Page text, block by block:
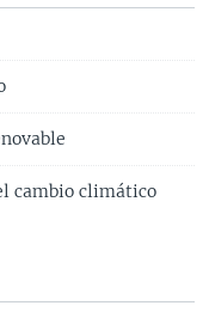
cambio climático